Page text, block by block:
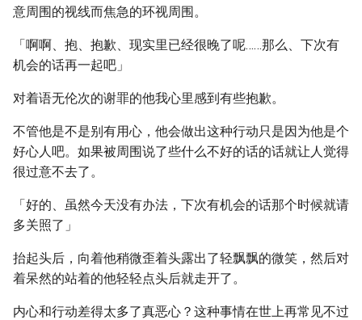
意周围的视线而焦急的环视周围。
「啊啊、抱、抱歉、现实里已经很晚了呢……那么、下次有
机会的话再一起吧」
对着语无伦次的谢罪的他我心里感到有些抱歉。
不管他是不是别有用心，他会做出这种行动只是因为他是个
好心人吧。如果被周围说了些什么不好的话的话就让人觉得
很过意不去了。
「好的、虽然今天没有办法，下次有机会的话那个时候就请
多关照了」
抬起头后，向着他稍微歪着头露出了轻飘飘的微笑，然后对
着呆然的站着的他轻轻点头后就走开了。
内心和行动差得太多了真恶心？这种事情在世上再常见不过